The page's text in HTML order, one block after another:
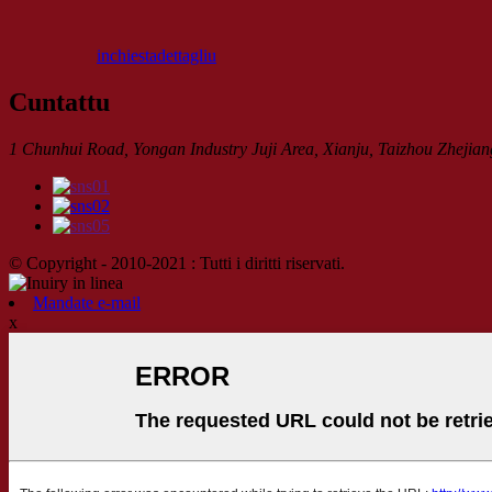
inchiestadettagliu
Cuntattu
1 Chunhui Road, Yongan Industry Juji Area, Xianju, Taizhou
© Copyright - 2010-2021 : Tutti i diritti riservati.
Mandate e-mail
x